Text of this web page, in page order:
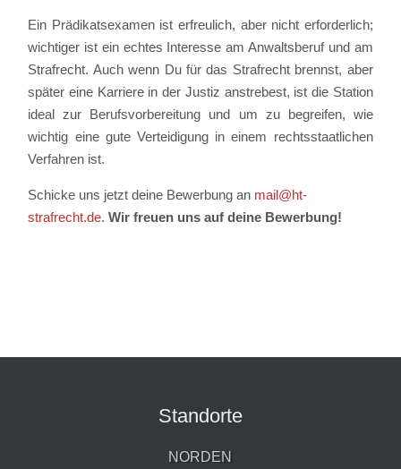
Ein Prädikatsexamen ist erfreulich, aber nicht erforderlich;
wichtiger ist ein echtes Interesse am Anwaltsberuf und am
Strafrecht. Auch wenn Du für das Strafrecht brennst, aber
später eine Karriere in der Justiz anstrebest, ist die Station
ideal zur Berufsvorbereitung und um zu begreifen, wie
wichtig eine gute Verteidigung in einem rechtsstaatlichen
Verfahren ist.
Schicke uns jetzt deine Bewerbung an mail@ht-
strafrecht.de.Wir freuen uns auf deine Bewerbung!
Standorte
NORDEN